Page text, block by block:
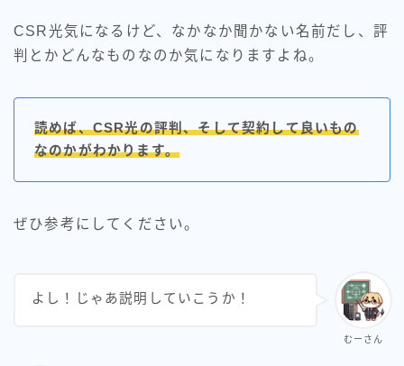
ahamo光
auひかり（全国）
eo光
NURO光
WIMAX
コミュファ光（中部の方）
CSR光気になるけど、なかなか聞かない名前だし、評
判とかどんなものなのか気になりますよね。
読めば、CSR光の評判、そして契約して良いもの
なのかがわかります。
ぜひ参考にしてください。
むーさん
よし！じゃあ説明していこうか！